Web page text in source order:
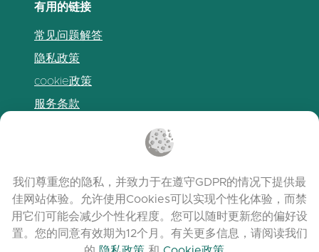
有用的链接
常见问题解答
隐私政策
cookie政策
服务条款
我们尊重您的隐私，并致力于在遵守GDPR的情况下提供最
佳网站体验。允许使用Cookies可以实现个性化体验，而禁
用它们可能会减少个性化程度。您可以随时更新您的偏好设
置。您的同意有效期为12个月。有关更多信息，请阅读我们